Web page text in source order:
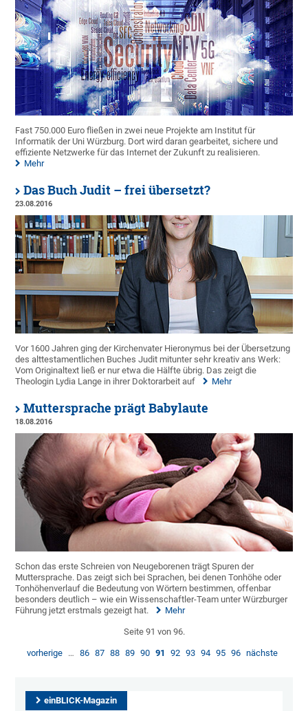
Fast 750.000 Euro fließen in zwei neue Projekte am Institut für
Informatik der Uni Würzburg. Dort wird daran gearbeitet, sichere und
effiziente Netzwerke für das Internet der Zukunft zu realisieren.
Mehr
Das Buch Judit – frei übersetzt?
23.08.2016
Vor 1600 Jahren ging der Kirchenvater Hieronymus bei der Übersetzung
des alttestamentlichen Buches Judit mitunter sehr kreativ ans Werk:
Vom Originaltext ließ er nur etwa die Hälfte übrig. Das zeigt die
Theologin Lydia Lange in ihrer Doktorarbeit auf
Mehr
Muttersprache prägt Babylaute
18.08.2016
Schon das erste Schreien von Neugeborenen trägt Spuren der
Muttersprache. Das zeigt sich bei Sprachen, bei denen Tonhöhe oder
Tonhöhenverlauf die Bedeutung von Wörtern bestimmen, offenbar
besonders deutlich – wie ein Wissenschaftler-Team unter Würzburger
Führung jetzt erstmals gezeigt hat.
Mehr
Seite 91 von 96.
vorherige … 86 87 88 89 90 91 92 93 94 95 96 nächste
einBLICK-Magazin